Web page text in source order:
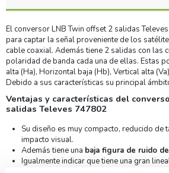
El conversor LNB Twin offset 2 salidas
para captar la señal proveniente de los
cable coaxial. Además tiene 2 salidas con las
polaridad de banda cada una de ellas. Estas
alta (Ha), Horizontal baja (Hb), Vertical alta
Debido a sus características su principal
Ventajas y características del
salidas Televes 747802
Su diseño es muy compacto, reducido de
impacto visual.
Además tiene una baja figura de ruido
Igualmente indicar que tiene una gran